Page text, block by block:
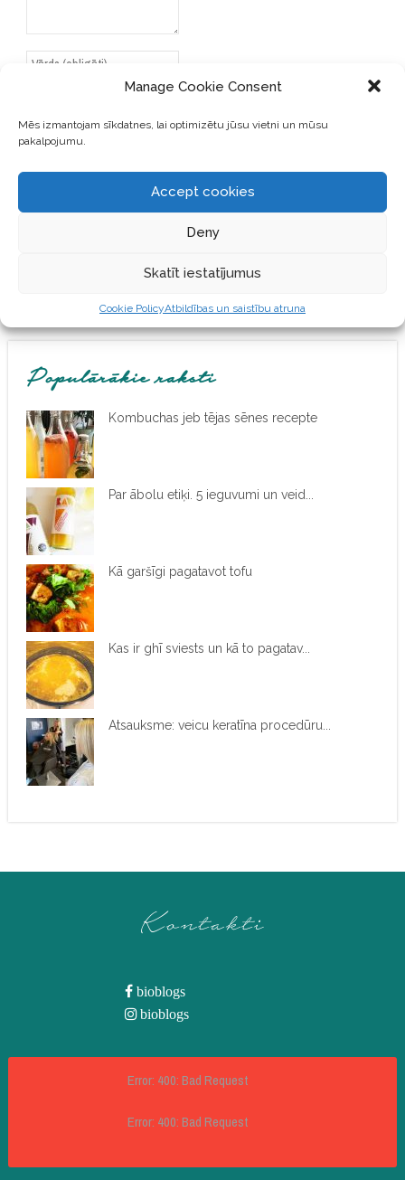
Manage Cookie Consent
Mēs izmantojam sīkdatnes, lai optimizētu jūsu vietni un mūsu
pakalpojumu.
Accept cookies
Deny
Skatīt iestatījumus
Cookie PolicyAtbildības un saistību atruna
E-PASTA ADRESI UN VIETNI
ŠAJĀ PĀRLŪKPROGRAMMĀ
NĀKAMAJAI REIZEI, KAD
Populārākie raksti
Kombuchas jeb tējas sēnes recepte
Par ābolu etiķi. 5 ieguvumi un veid...
Kā garšīgi pagatavot tofu
Kas ir ghī sviests un kā to pagatav...
Atsauksme: veicu keratīna procedūru...
Kontakti
bioblogs
bioblogs
Error: 400: Bad Request
Error: 400: Bad Request